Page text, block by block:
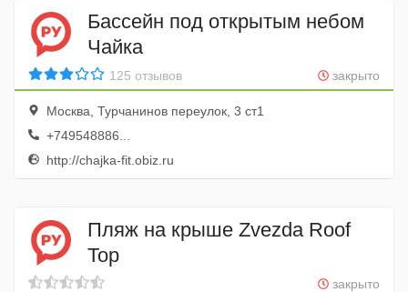
Бассейн под открытым небом
Чайка
закрыто
125 отзывов
Москва, Турчанинов переулок, 3 ст1
+749548886...
http://chajka-fit.obiz.ru
Пляж на крыше Zvezda Roof
Top
закрыто